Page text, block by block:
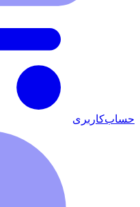
حساب‌کاربری